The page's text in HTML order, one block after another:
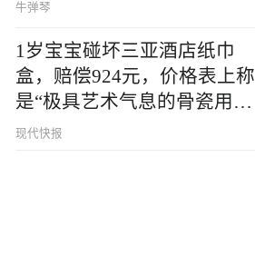
牛弹琴
1岁宝宝碰坏三亚酒店纸巾
盒，赔偿924元，价格表上称
是“极具艺术气息的骨瓷用
品”
现代快报